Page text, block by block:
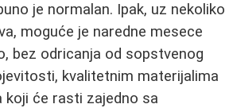
je normalan. Ipak, uz nekoliko
moguće je naredne mesece
bez odricanja od sopstvenog
kvalitetnim materijalima
koji će rasti zajedno sa